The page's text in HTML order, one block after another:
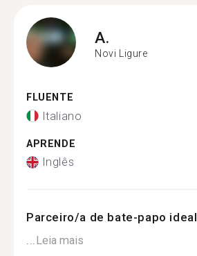
A.
Novi Ligure
FLUENTE
Italiano
APRENDE
Inglês
Parceiro/a de bate-papo ideal
...Leia mais